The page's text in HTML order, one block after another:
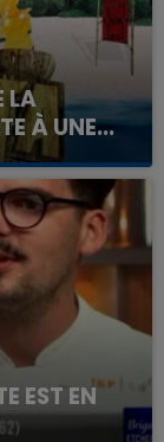
LA
À UNE...
EST EN